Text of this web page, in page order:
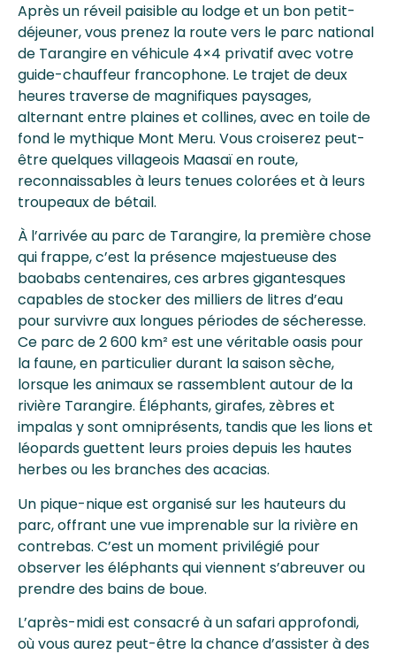
Après un réveil paisible au lodge et un bon petit-
déjeuner, vous prenez la route vers le parc national
de Tarangire en véhicule 4×4 privatif avec votre
guide-chauffeur francophone. Le trajet de deux
heures traverse de magnifiques paysages,
alternant entre plaines et collines, avec en toile de
fond le mythique Mont Meru. Vous croiserez peut-
être quelques villageois Maasaï en route,
reconnaissables à leurs tenues colorées et à leurs
troupeaux de bétail.
À l’arrivée au parc de Tarangire, la première chose
qui frappe, c’est la présence majestueuse des
baobabs centenaires, ces arbres gigantesques
capables de stocker des milliers de litres d’eau
pour survivre aux longues périodes de sécheresse.
Ce parc de 2 600 km² est une véritable oasis pour
la faune, en particulier durant la saison sèche,
lorsque les animaux se rassemblent autour de la
rivière Tarangire. Éléphants, girafes, zèbres et
impalas y sont omniprésents, tandis que les lions et
léopards guettent leurs proies depuis les hautes
herbes ou les branches des acacias.
Un pique-nique est organisé sur les hauteurs du
parc, offrant une vue imprenable sur la rivière en
contrebas. C’est un moment privilégié pour
observer les éléphants qui viennent s’abreuver ou
prendre des bains de boue.
L’après-midi est consacré à un safari approfondi,
où vous aurez peut-être la chance d’assister à des